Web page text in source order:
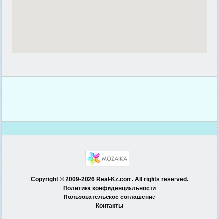
Copyright © 2009-2026 Real-Kz.com. All rights reserved.
Политика конфиденциальности
Пользовательское соглашение
Контакты